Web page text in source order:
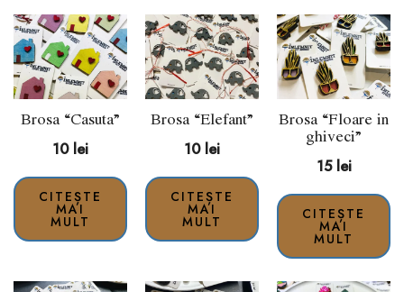
Brosa “Casuta”
10 lei
CITEȘTE
MAI
MULT
Brosa “Elefant”
10 lei
CITEȘTE
MAI
MULT
Brosa “Floare in
ghiveci”
15 lei
CITEȘTE
MAI
MULT